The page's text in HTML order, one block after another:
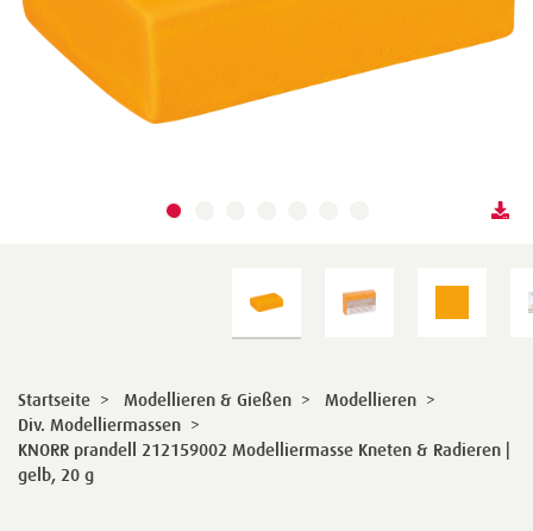
Startseite > Modellieren & Gießen > Modellieren >
Div. Modelliermassen >
KNORR prandell 212159002 Modelliermasse Kneten & Radieren |
gelb, 20 g